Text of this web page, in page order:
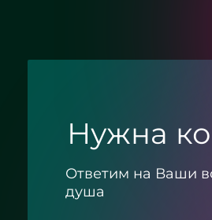
Нужна
Ответим на Ваши
душа